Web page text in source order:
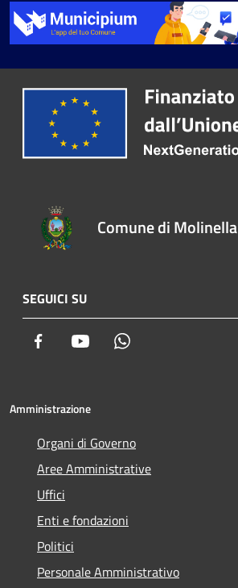
Comune di Molinella
SEGUICI SU
Facebook Youtube
Amministrazione
Organi di Governo
Aree Amministrative
Uffici
Enti e fondazioni
Politici
Personale Amministrativo